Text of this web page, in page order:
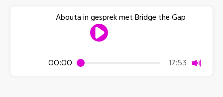
00:00 17:53 Dempen
Abouta in gesprek met Bridge the Gap